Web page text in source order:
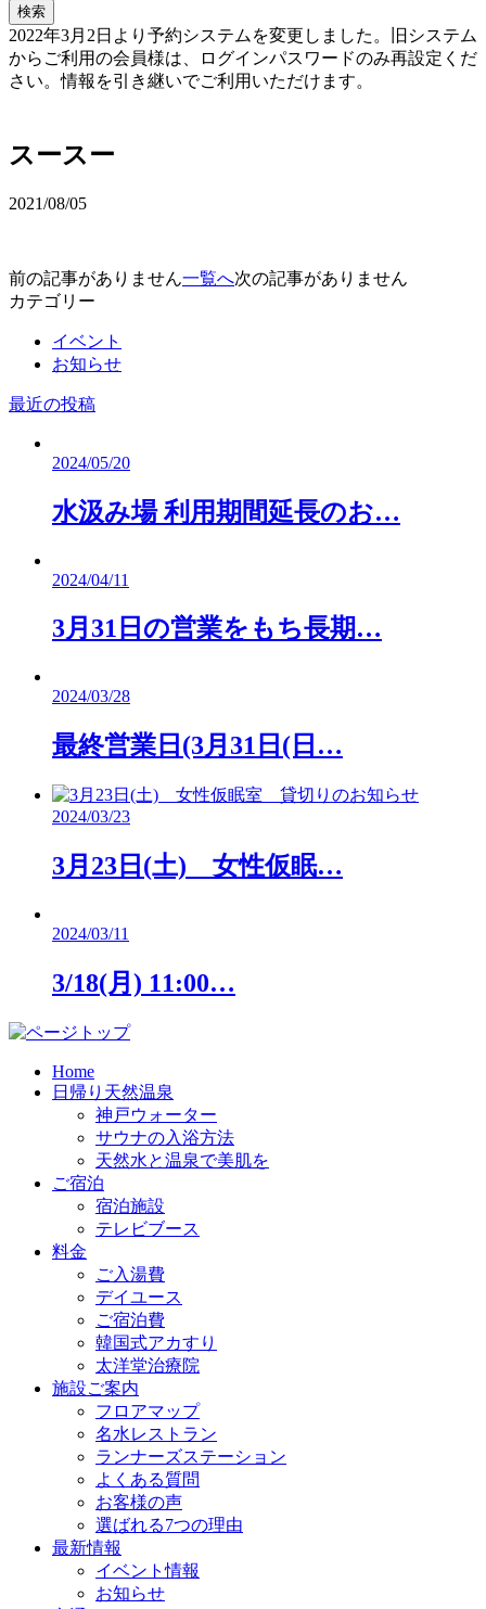
検索
2022年3月2日より予約システムを変更しました。旧システム
からご利用の会員様は、ログインパスワードのみ再設定くだ
さい。情報を引き継いでご利用いただけます。
スースー
2021/08/05
前の記事がありません一覧へ次の記事がありません
カテゴリー
イベント
お知らせ
最近の投稿
2024/05/20
水汲み場 利用期間延長のお…
2024/04/11
3月31日の営業をもち長期…
2024/03/28
最終営業日(3月31日(日…
2024/03/23
3月23日(土) 女性仮眠…
2024/03/11
3/18(月) 11:00…
Home
日帰り天然温泉
神戸ウォーター
サウナの入浴方法
天然水と温泉で美肌を
ご宿泊
宿泊施設
テレビブース
料金
ご入湯費
デイユース
ご宿泊費
韓国式アカすり
太洋堂治療院
施設ご案内
フロアマップ
名水レストラン
ランナーズステーション
よくある質問
お客様の声
選ばれる7つの理由
最新情報
イベント情報
お知らせ